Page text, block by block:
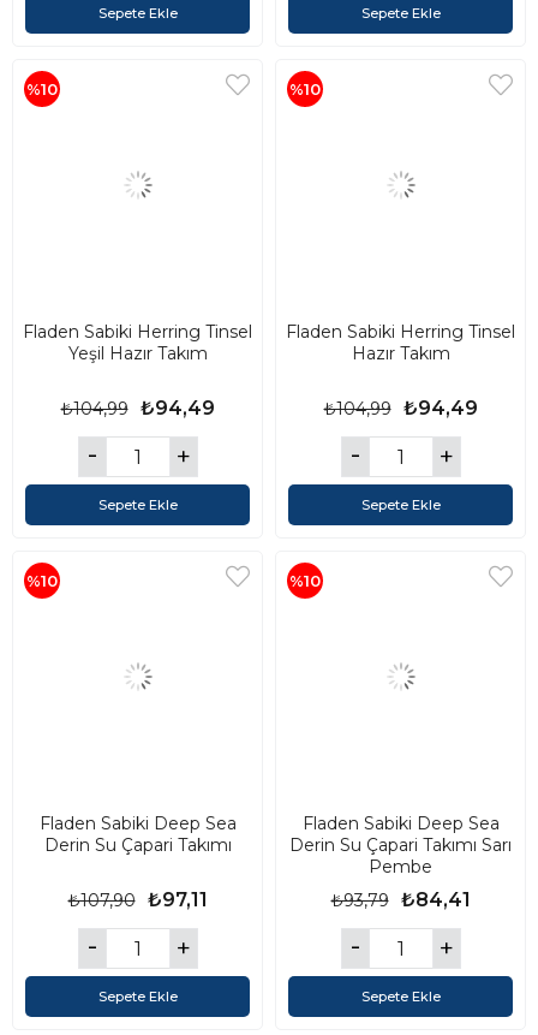
Sepete Ekle Sepete Ekle
Fladen Sabiki Herring Tinsel
Yeşil Hazır Takım
₺94,49
₺104,99
Sepete Ekle
%10
Fladen Sabiki Herring Tinsel
Hazır Takım
₺94,49
₺104,99
Sepete Ekle
%10
Fladen Sabiki Deep Sea
Derin Su Çapari Takımı
₺97,11
₺107,90
Sepete Ekle
%10
Fladen Sabiki Deep Sea
Derin Su Çapari Takımı Sarı
Pembe
₺84,41
₺93,79
Sepete Ekle
%10